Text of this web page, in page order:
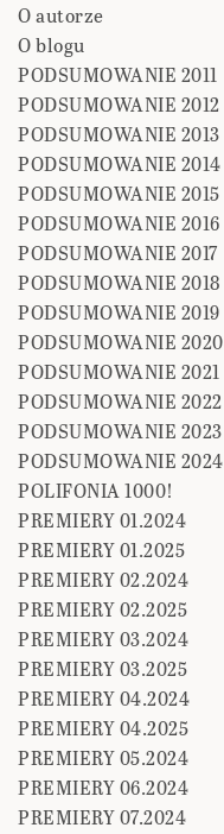
O autorze
O blogu
PODSUMOWANIE 2011
PODSUMOWANIE 2012
PODSUMOWANIE 2013
PODSUMOWANIE 2014
PODSUMOWANIE 2015
PODSUMOWANIE 2016
PODSUMOWANIE 2017
PODSUMOWANIE 2018
PODSUMOWANIE 2019
PODSUMOWANIE 2020
PODSUMOWANIE 2021
PODSUMOWANIE 2022
PODSUMOWANIE 2023
PODSUMOWANIE 2024
POLIFONIA 1000!
PREMIERY 01.2024
PREMIERY 01.2025
PREMIERY 02.2024
PREMIERY 02.2025
PREMIERY 03.2024
PREMIERY 03.2025
PREMIERY 04.2024
PREMIERY 04.2025
PREMIERY 05.2024
PREMIERY 06.2024
PREMIERY 07.2024